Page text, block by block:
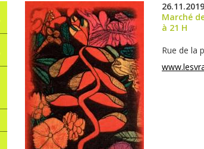
26.11.2019
Marché
à 21 H
Rue de la